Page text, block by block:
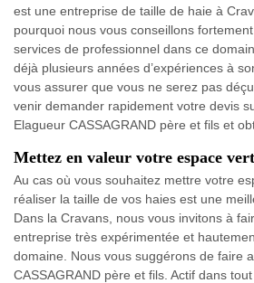
est une entreprise de taille de haie à
pourquoi nous vous conseillons
services de professionnel dans ce
déjà plusieurs années d’expériences à
vous assurer que vous ne serez pas
venir demander rapidement votre devis
Elagueur CASSAGRAND père et fils et
Mettez en valeur votre espace
Au cas où vous souhaitez mettre votre
réaliser la taille de vos haies est une
Dans la Cravans, nous vous invitons à
entreprise très expérimentée et
domaine. Nous vous suggérons de faire
CASSAGRAND père et fils. Actif dans